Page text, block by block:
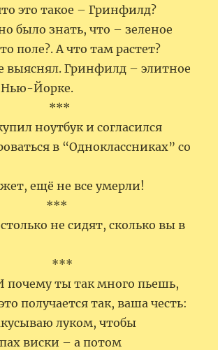
это такое – Гринфилд?
было знать, что – зеленое
поле?. А что там растет?
выяснял. Гринфилд – элитное
Нью-Йорке.
ноутбук и согласился
в “Одноклассниках” со
ещё не все умерли!
не сидят, сколько вы в
почему ты так много пьешь,
получается так, ваша честь:
луком, чтобы
виски – а потом